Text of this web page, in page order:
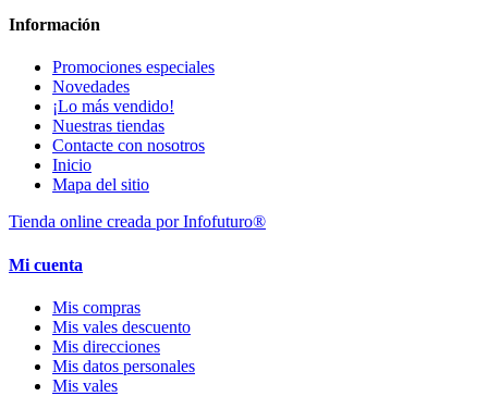
Información
Promociones especiales
Novedades
¡Lo más vendido!
Nuestras tiendas
Contacte con nosotros
Inicio
Mapa del sitio
Tienda online creada por Infofuturo®
Mi cuenta
Mis compras
Mis vales descuento
Mis direcciones
Mis datos personales
Mis vales